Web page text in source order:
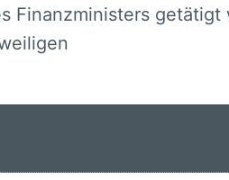
Finanzministers getätigt